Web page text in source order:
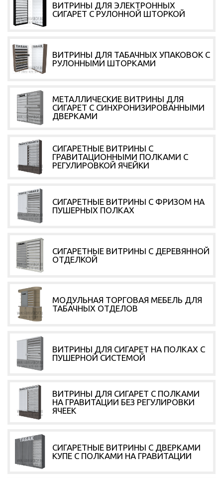
ВИТРИНЫ ДЛЯ ЭЛЕКТРОННЫХ
СИГАРЕТ С РУЛОННОЙ ШТОРКОЙ
ВИТРИНЫ ДЛЯ ТАБАЧНЫХ УПАКОВОК С
РУЛОННЫМИ ШТОРКАМИ
МЕТАЛЛИЧЕСКИЕ ВИТРИНЫ ДЛЯ
СИГАРЕТ С СИНХРОНИЗИРОВАННЫМИ
ДВЕРКАМИ
СИГАРЕТНЫЕ ВИТРИНЫ С
ГРАВИТАЦИОННЫМИ ПОЛКАМИ С
РЕГУЛИРОВКОЙ ЯЧЕЙКИ
СИГАРЕТНЫЕ ВИТРИНЫ С ФРИЗОМ НА
ПУШЕРНЫХ ПОЛКАХ
СИГАРЕТНЫЕ ВИТРИНЫ С ДЕРЕВЯННОЙ
ОТДЕЛКОЙ
МОДУЛЬНАЯ ТОРГОВАЯ МЕБЕЛЬ ДЛЯ
ТАБАЧНЫХ ОТДЕЛОВ
ВИТРИНЫ ДЛЯ СИГАРЕТ НА ПОЛКАХ С
ПУШЕРНОЙ СИСТЕМОЙ
ВИТРИНЫ ДЛЯ СИГАРЕТ С ПОЛКАМИ
НА ГРАВИТАЦИИ БЕЗ РЕГУЛИРОВКИ
ЯЧЕЕК
СИГАРЕТНЫЕ ВИТРИНЫ С ДВЕРКАМИ
КУПЕ С ПОЛКАМИ НА ГРАВИТАЦИИ